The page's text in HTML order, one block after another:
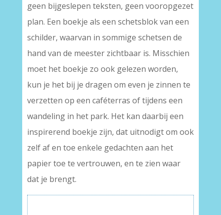
geen bijgeslepen teksten, geen vooropgezet
plan. Een boekje als een schetsblok van een
schilder, waarvan in sommige schetsen de
hand van de meester zichtbaar is. Misschien
moet het boekje zo ook gelezen worden,
kun je het bij je dragen om even je zinnen te
verzetten op een caféterras of tijdens een
wandeling in het park. Het kan daarbij een
inspirerend boekje zijn, dat uitnodigt om ook
zelf af en toe enkele gedachten aan het
papier toe te vertrouwen, en te zien waar
dat je brengt.